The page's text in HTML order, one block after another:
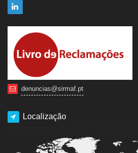
denuncias@sirmaf.pt
Localização